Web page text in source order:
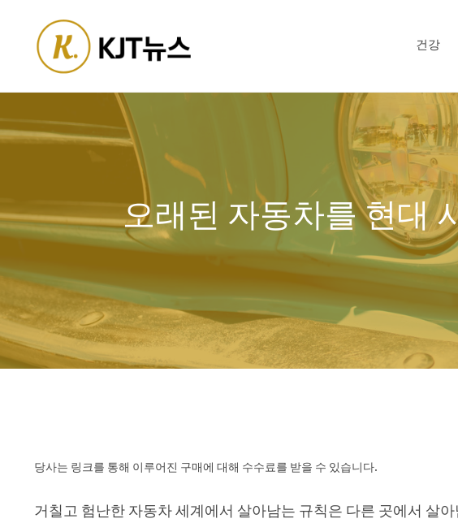
content
건강
오래된 자동차를 현대
당사는 링크를 통해 이루어진 구매에 대해 수수료를 받을 수 있습니다.
거칠고 험난한 자동차 세계에서 살아남는 규칙은 다른 곳에서 살